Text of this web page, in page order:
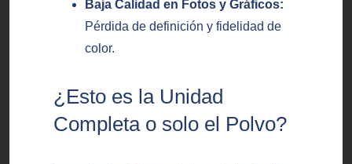
Baja Calidad en Fotos y Gráficos:
Pérdida de definición y fidelidad de
color.
¿Esto es la Unidad
Completa o solo el Polvo?